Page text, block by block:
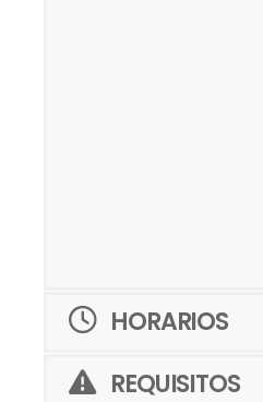
HORARIOS
REQUISITOS